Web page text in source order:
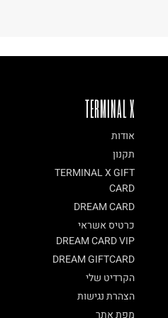
TERMINAL X
אודות
תקנון
TERMINAL X GIFT
CARD
DREAM CARD
כרטיס אשראי
DREAM CARD VIP
DREAM GIFTCARD
הקרדיט שלי
הצהרת נגישות
מפת אתר